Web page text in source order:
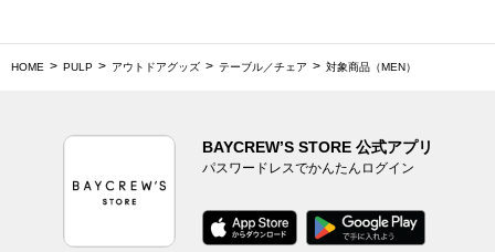
HOME PULP アウトドアグッズ テーブル／チェア 対象商品（MEN）
BAYCREW’S STORE 公式アプリ
パスワードレスでかんたんログイン